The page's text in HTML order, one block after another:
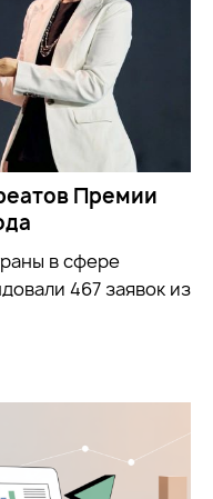
Премии
в сфере
467 заявок из